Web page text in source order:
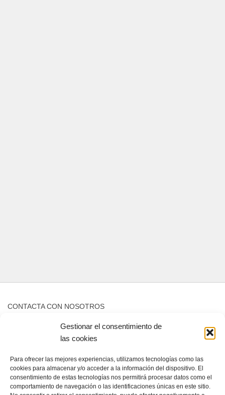
Gestionar el consentimiento de
las cookies
Para ofrecer las mejores experiencias, utilizamos tecnologías como las
cookies para almacenar y/o acceder a la información del dispositivo. El
consentimiento de estas tecnologías nos permitirá procesar datos como el
comportamiento de navegación o las identificaciones únicas en este sitio.
CONTACTA CON NOSOTROS
QUIENES SOMOS
Quienes somos